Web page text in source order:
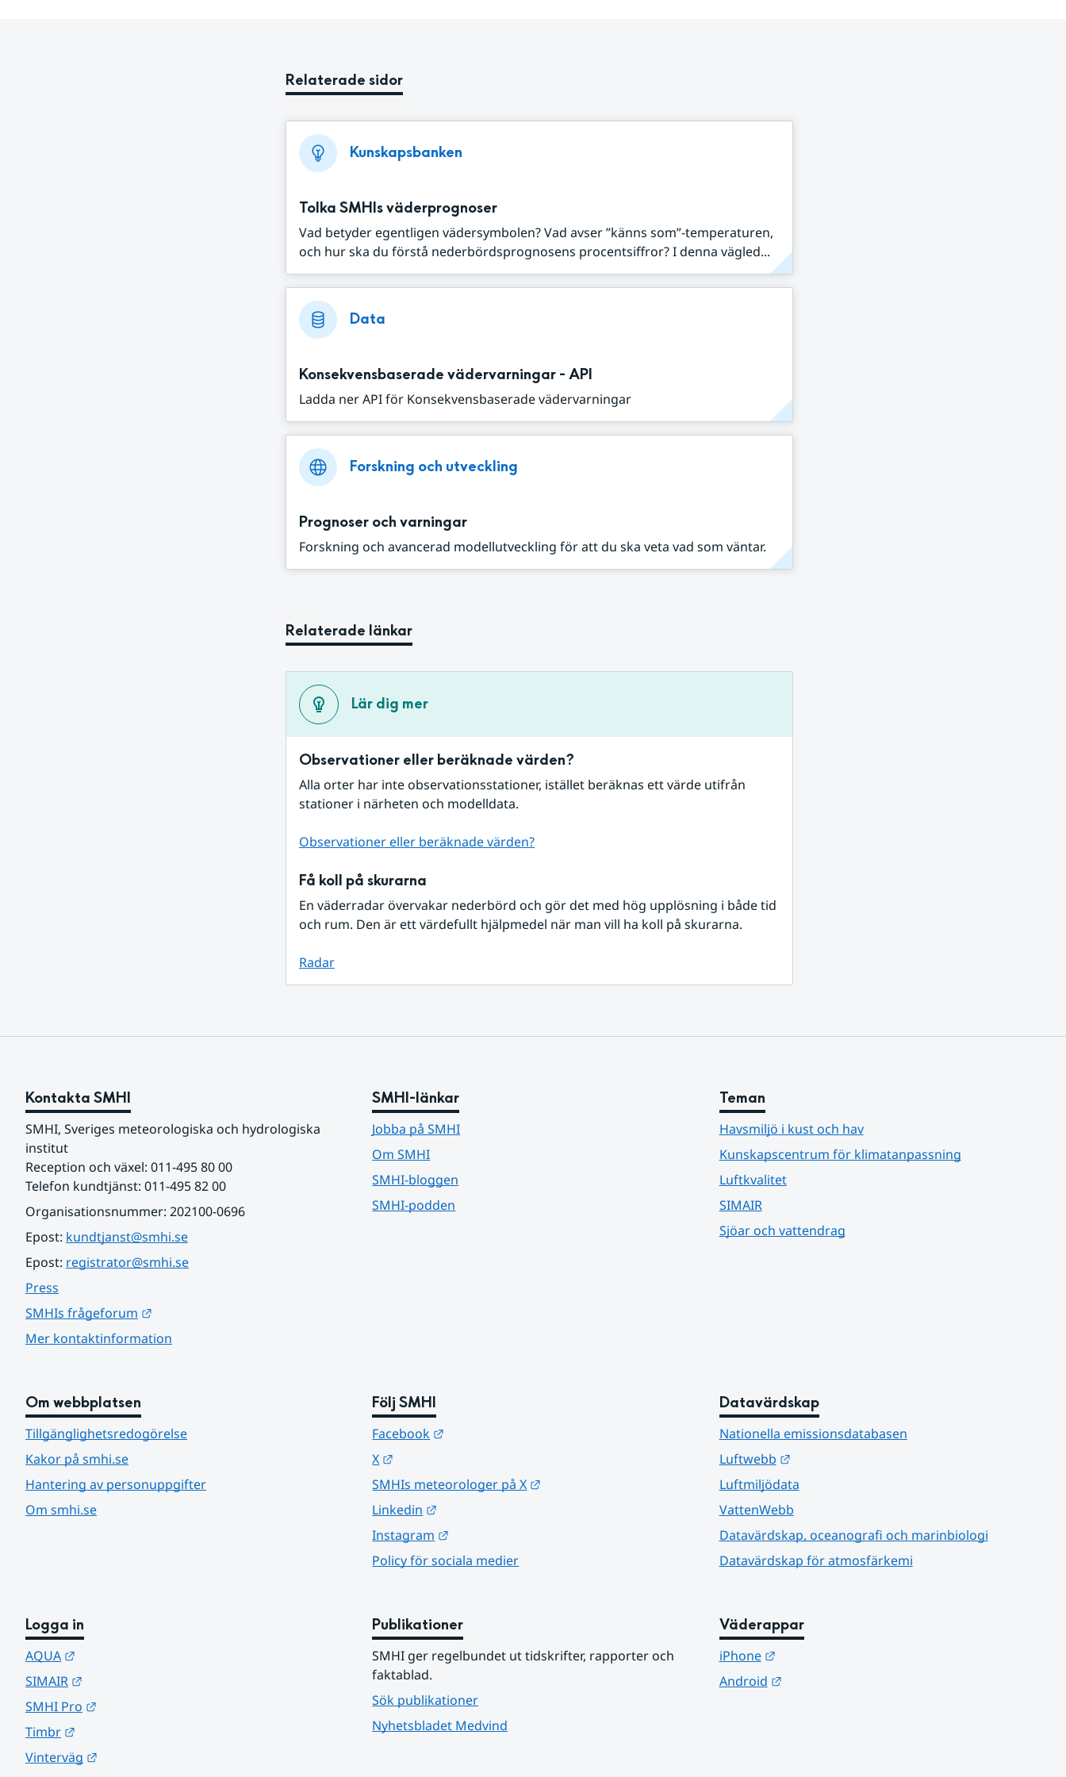
Relaterade sidor
Kunskapsbanken
Tolka SMHIs väderprognoser
Vad betyder egentligen vädersymbolen? Vad avser ”känns som”-temperaturen,
och hur ska du förstå nederbördsprognosens procentsiffror? I denna vägled...
Data
Konsekvensbaserade vädervarningar - API
Ladda ner API för Konsekvensbaserade vädervarningar
Forskning och utveckling
Prognoser och varningar
Forskning och avancerad modellutveckling för att du ska veta vad som väntar.
Relaterade länkar
Lär dig mer
Observationer eller beräknade värden?
Alla orter har inte observationsstationer, istället beräknas ett värde utifrån
stationer i närheten och modelldata.
Observationer eller beräknade värden?
Få koll på skurarna
En väderradar övervakar nederbörd och gör det med hög upplösning i både tid
och rum. Den är ett värdefullt hjälpmedel när man vill ha koll på skurarna.
Radar
Kontakta SMHI
SMHI, Sveriges meteorologiska och hydrologiska
institut
Reception och växel: 011-495 80 00
Telefon kundtjänst: 011-495 82 00
Organisationsnummer: 202100-0696
Epost: kundtjanst@smhi.se
Epost: registrator@smhi.se
Press
SMHIs frågeforum
Mer kontaktinformation
SMHI-länkar
Jobba på SMHI
Om SMHI
SMHI-bloggen
SMHI-podden
Teman
Havsmiljö i kust och hav
Kunskapscentrum för klimatanpassning
Luftkvalitet
SIMAIR
Sjöar och vattendrag
Om webbplatsen
Tillgänglighetsredogörelse
Kakor på smhi.se
Hantering av personuppgifter
Om smhi.se
Följ SMHI
Facebook
X
SMHIs meteorologer på X
Linkedin
Instagram
Policy för sociala medier
Datavärdskap
Nationella emissionsdatabasen
Luftwebb
Länk till annan webbplats.
Luftmiljödata
VattenWebb
Datavärdskap, oceanografi och marinbiologi
Datavärdskap för atmosfärkemi
Logga in
AQUA
SIMAIR
SMHI Pro
Timbr
Vinterväg
Publikationer
SMHI ger regelbundet ut tidskrifter, rapporter och
faktablad.
Sök publikationer
Nyhetsbladet Medvind
Väderappar
iPhone
Länk till annan webbplats.
Android
Länk till annan webbplats.